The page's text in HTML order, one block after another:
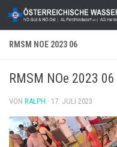
Zum Inhalt springen
RMSM NOE 2023 06
RMSM NOe 2023 06
VON RALPH · 17. JULI 2023